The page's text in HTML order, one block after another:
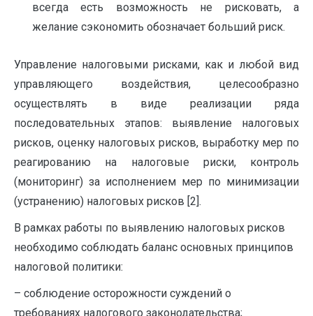
всегда есть возможность не рисковать, а
желание сэкономить обозначает больший риск.
Управление налоговыми рисками, как и любой вид
управляющего воздействия, целесообразно
осуществлять в виде реализации ряда
последовательных этапов: выявление налоговых
рисков, оценку налоговых рисков, выработку мер по
реагированию на налоговые риски, контроль
(мониторинг) за ­исполнением мер по минимизации
(устранению) налоговых рисков [2].
В рамках работы по выявлению налоговых рисков
необходимо соблюдать баланс основных принципов
налоговой политики:
– соблюдение осторожности суждений о
требованиях ­налогового законодательства;